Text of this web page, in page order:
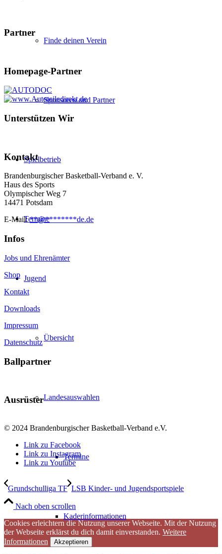
Finde deinen Verein
Sponsoren und Partner
Spielbetrieb
Termine
Jugend
Übersicht
Landesauswahlen
Termine
Kaderinformationen
Partner
Homepage-Partner
Unterstützen Wir
Kontakt
Brandenburgischer Basketball-Verband e. V.
Haus des Sports
Olympischer Weg 7
14471 Potsdam
E-Mail:**@********de.de
Infos
Jobs und Ehrenämter
Shop
Kontakt
Downloads
Impressum
Datenschutz
Ballpartner
Ausrüster
© 2024 Brandenburgischer Basketball-Verband e.V.
Link zu Facebook
Link zu Instagram
Link zu Youtube
Grundschulliga TF LSB Kinder- und Jugendsportspiele
Nach oben scrollen
Cookies erleichtern die Nutzung unserer Webseite. Mit der Nutzung
der Webseite erklärst du dich damit einverstanden. Weitere
Informationen
Akzeptieren